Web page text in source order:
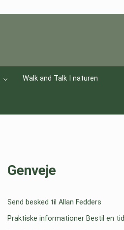
Walk and Talk I naturen
Genveje
Send besked til Allan Fedders
Praktiske informationer Bestil en tid